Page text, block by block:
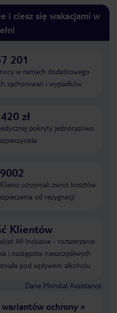
i ciesz się wakacjami w
201
w ramach dodatkowego
zachorowań i wypadków
zł
pokryty jednorazowo
otrzymali zwrot kosztów
od rezygnacji
Klientów
All Inclusive - rozszerzenie
i następstw nieszczęśliwych
pod wpływem alkoholu
Dane Mondial Assistance
wariantów ochrony»